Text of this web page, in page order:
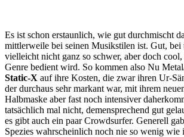
Es ist schon erstaunlich, wie gut durchmischt
mittlerweile bei seinen Musikstilen ist. Gut, bei
vielleicht nicht ganz so schwer, aber doch
Genre bedient wird. So kommen also Nu
Static-X auf ihre Kosten, die zwar ihren Ur-
der durchaus sehr markant war, mit ihrem
Halbmaske aber fast noch intensiver
tatsächlich mal nicht, demensprechend gut
es gibt auch ein paar Crowdsurfer. Generell
Spezies wahrscheinlich noch nie so wenig wie